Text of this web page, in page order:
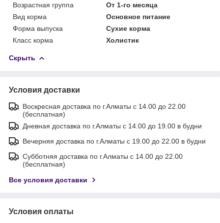
Возрастная группа
От 1-го месяца
Вид корма
Основное питание
Форма выпуска
Сухие корма
Класс корма
Холистик
Скрыть
Условия доставки
Воскресная доставка по г.Алматы с 14.00 до 22.00
(бесплатная)
Дневная доставка по г.Алматы с 14.00 до 19.00 в будни
Вечерняя доставка по г.Алматы с 19.00 до 22.00 в будни
Субботняя доставка по г.Алматы с 14.00 до 22.00
(бесплатная)
Все условия доставки
Условия оплаты